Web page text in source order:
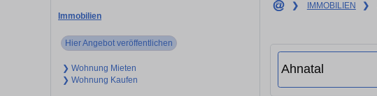
Immobilien
Hier Angebot veröffentlichen
❯ Wohnung Mieten
❯ Wohnung Kaufen
❯ IMMOBILIEN ❯